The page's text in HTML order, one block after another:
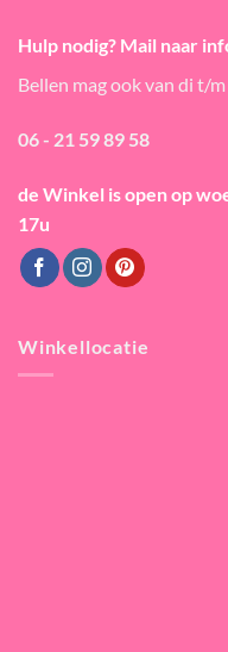
Hulp nodig? Mail naar
Bellen mag ook van di t/
06 - 21 59 89 58
de Winkel is openop
17u
Winkellocatie